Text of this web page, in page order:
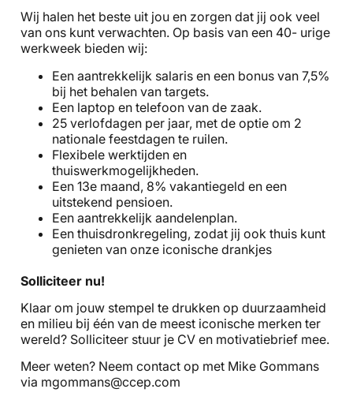
Wij halen het beste uit jou en zorgen dat jij ook veel
van ons kunt verwachten. Op basis van een 40- urige
werkweek bieden wij:
Een aantrekkelijk salaris en een bonus van 7,5%
bij het behalen van targets.
Een laptop en telefoon van de zaak.
25 verlofdagen per jaar, met de optie om 2
nationale feestdagen te ruilen.
Flexibele werktijden en
thuiswerkmogelijkheden.
Een 13e maand, 8% vakantiegeld en een
uitstekend pensioen.
Een aantrekkelijk aandelenplan.
Een thuisdronkregeling, zodat jij ook thuis kunt
genieten van onze iconische drankjes
Solliciteer nu!
Klaar om jouw stempel te drukken op duurzaamheid
en milieu bij één van de meest iconische merken ter
wereld? Solliciteer stuur je CV en motivatiebrief mee.
Meer weten? Neem contact op met Mike Gommans
via mgommans@ccep.com